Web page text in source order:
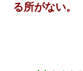
る所がない。